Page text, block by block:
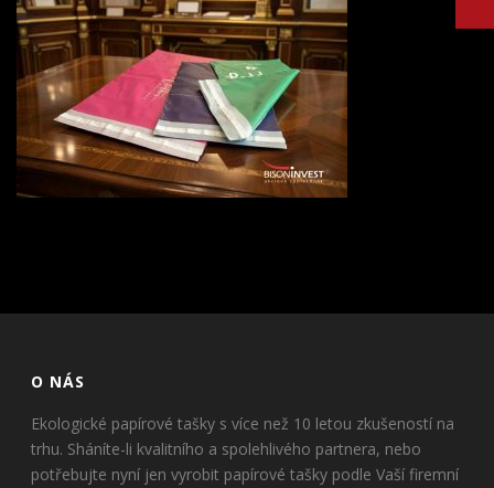
O NÁS
Ekologické papírové tašky s více než 10 letou zkušeností na
trhu. Sháníte-li kvalitního a spolehlivého partnera, nebo
potřebujte nyní jen vyrobit papírové tašky podle Vaší firemní